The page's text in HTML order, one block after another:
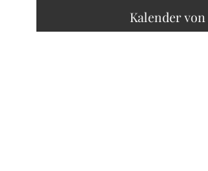
Kalender von